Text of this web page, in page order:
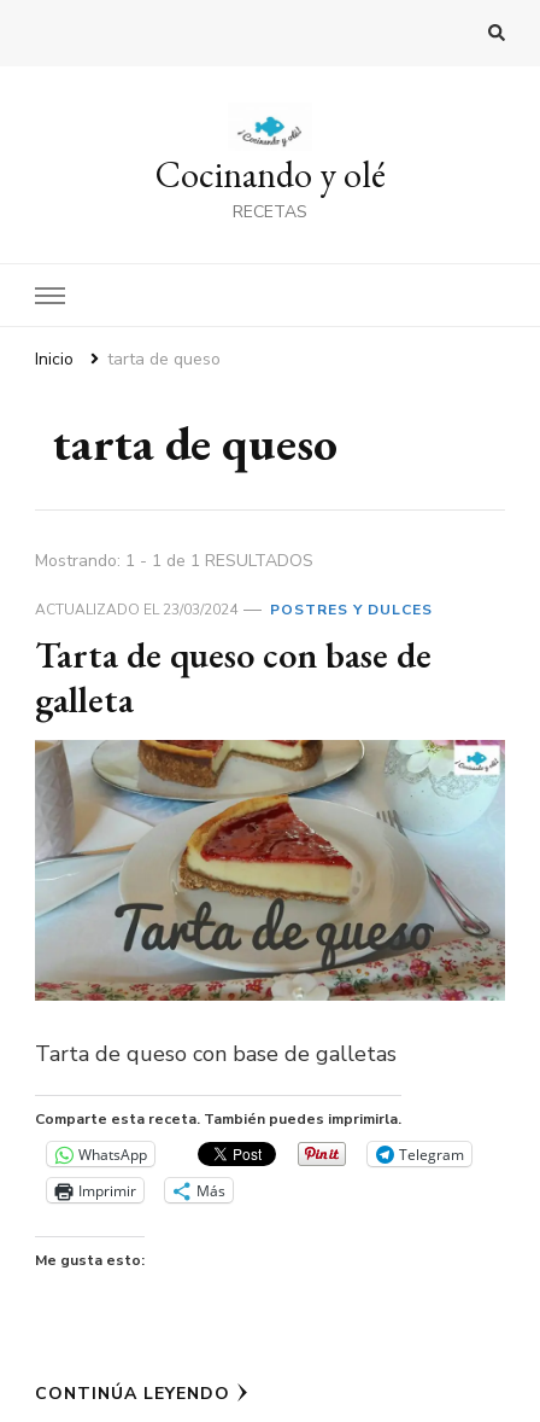
Cocinando y olé
RECETAS
Inicio tarta de queso
tarta de queso
Mostrando: 1 - 1 de 1 RESULTADOS
ACTUALIZADO EL23/03/2024 POSTRES Y DULCES
Tarta de queso con base de
galleta
Tarta de queso con base de galletas
Comparte esta receta. También puedes imprimirla.
WhatsApp
Telegram
Imprimir
Más
Me gusta esto:
CONTINÚA LEYENDO